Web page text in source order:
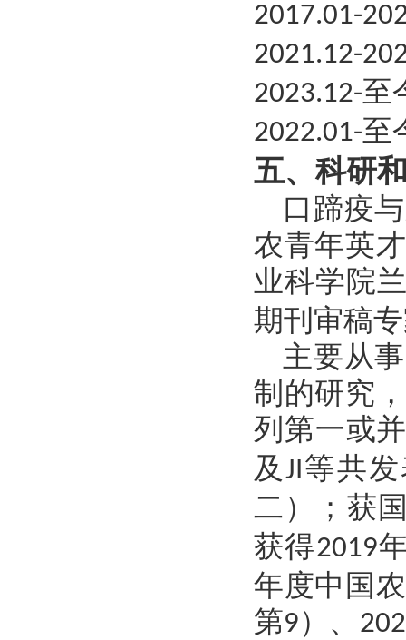
2017.01-
2021.12-
2023.12-至
2022.01-至
五、科研
口蹄疫
农青年英
业科学院
期刊审稿
主要从
制的研究
列第一或
及JI等共
二）；获
获得2019
年度中国
第9）、